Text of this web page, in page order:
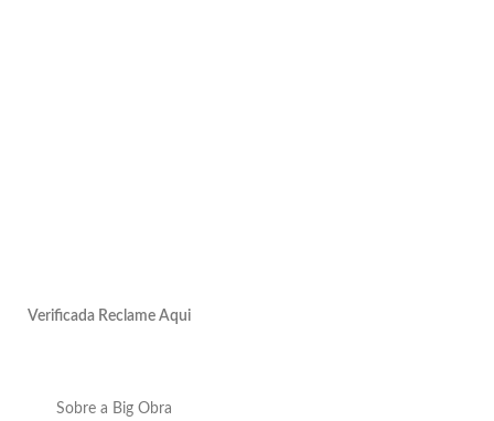
Verificada Reclame Aqui
Sobre a Big Obra